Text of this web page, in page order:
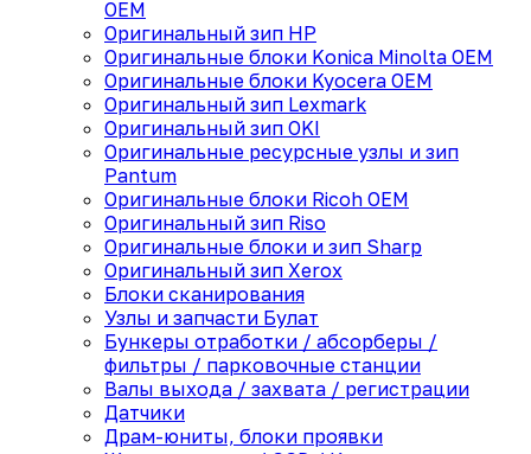
OEM
Оригинальный зип HP
Оригинальные блоки Konica Minolta OEM
Оригинальные блоки Kyocera OEM
Оригинальный зип Lexmark
Оригинальный зип OKI
Оригинальные ресурсные узлы и зип
Pantum
Оригинальные блоки Ricoh OEM
Оригинальный зип Riso
Оригинальные блоки и зип Sharp
Оригинальный зип Xerox
Блоки сканирования
Узлы и запчасти Булат
Бункеры отработки / абсорберы /
фильтры / парковочные станции
Валы выхода / захвата / регистрации
Датчики
Драм-юниты, блоки проявки